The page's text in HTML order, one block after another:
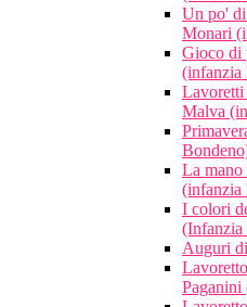
Un po'
Monari
Gioco di
(infanzia
Lavoretti
Malva
La mano
(infanzia
I colori
(Infanzia
Auguri
Paganini